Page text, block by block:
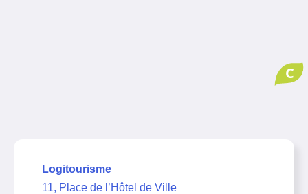
Logitourisme
11, Place de l’Hôtel de Ville
C